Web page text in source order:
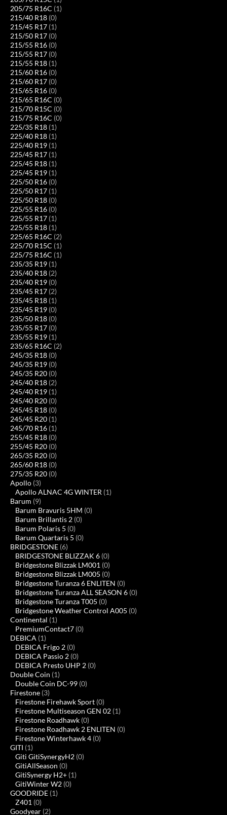
205/75 R16C (1)
215/40 R18 (0)
215/45 R17 (1)
215/50 R17 (0)
215/55 R16 (0)
215/55 R17 (0)
215/55 R18 (1)
215/60 R16 (0)
215/60 R17 (0)
215/65 R16 (0)
215/65 R16C (0)
215/70 R15C (0)
215/75 R16C (0)
225/35 R18 (1)
225/40 R18 (1)
225/40 R19 (1)
225/45 R17 (1)
225/45 R18 (1)
225/45 R19 (1)
225/50 R16 (0)
225/50 R17 (1)
225/50 R18 (0)
225/55 R16 (0)
225/55 R17 (1)
225/55 R18 (1)
225/65 R16C (2)
225/70 R15C (1)
225/75 R16C (1)
235/35 R19 (1)
235/40 R18 (2)
235/40 R19 (0)
235/45 R17 (2)
235/45 R18 (1)
235/45 R19 (0)
235/50 R18 (0)
235/55 R17 (0)
235/55 R19 (1)
235/65 R16C (2)
245/35 R18 (0)
245/35 R19 (0)
245/35 R20 (0)
245/40 R18 (2)
245/40 R19 (1)
245/40 R20 (0)
245/45 R18 (0)
245/45 R20 (1)
245/70 R16 (1)
255/45 R18 (0)
255/45 R20 (0)
265/35 R20 (0)
265/60 R18 (0)
275/35 R20 (0)
Apollo (3)
Apollo ALNAC 4G WINTER (1)
Barum (9)
Barum Bravuris 5HM (0)
Barum Brillantis 2 (0)
Barum Polaris 5 (0)
Barum Quartaris 5 (0)
BRIDGESTONE (6)
BRIDGESTONE BLIZZAK 6 (0)
Bridgestone Blizzak LM001 (0)
Bridgestone Blizzak LM005 (0)
Bridgestone Turanza 6 ENLITEN (0)
Bridgestone Turanza ALL SEASON 6 (0)
Bridgestone Turanza T005 (0)
Bridgestone Weather Control A005 (0)
Continental (1)
PremiumContact7 (0)
DEBICA (1)
DEBICA Frigo 2 (0)
DEBICA Passio 2 (0)
DEBICA Presto UHP 2 (0)
Double Coin (1)
Double Coin DC-99 (0)
Firestone (3)
Firestone Firehawk Sport (0)
Firestone Multiseason GEN 02 (1)
Firestone Roadhawk (0)
Firestone Roadhawk 2 ENLITEN (0)
Firestone Winterhawk 4 (0)
GITI (1)
Giti GitiSynergyH2 (0)
GitiAllSeason (0)
GitiSynergy H2+ (1)
GitiWinter W2 (0)
GOODRIDE (1)
Z401 (0)
Goodyear (2)